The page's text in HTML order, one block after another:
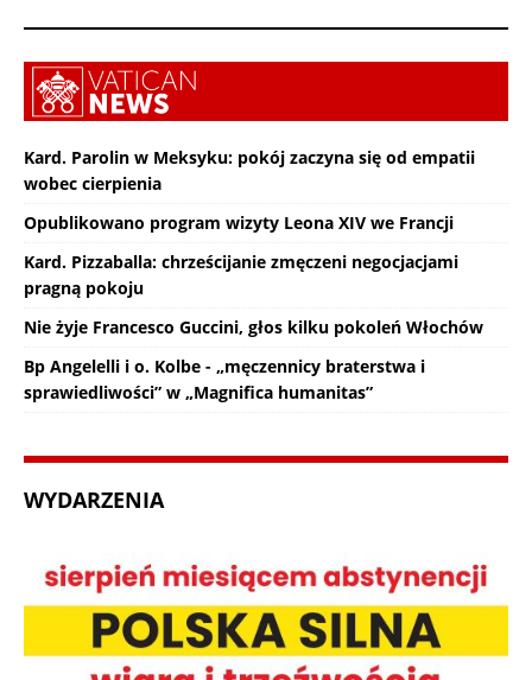
Kard. Parolin w Meksyku: pokój zaczyna się od empatii
wobec cierpienia
Opublikowano program wizyty Leona XIV we Francji
Kard. Pizzaballa: chrześcijanie zmęczeni negocjacjami
pragną pokoju
Nie żyje Francesco Guccini, głos kilku pokoleń Włochów
Bp Angelelli i o. Kolbe - „męczennicy braterstwa i
sprawiedliwości” w „Magnifica humanitas”
WYDARZENIA